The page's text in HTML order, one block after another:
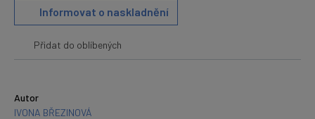
Informovat o naskladnění
Přidat do oblíbených
Autor
IVONA BŘEZINOVÁ